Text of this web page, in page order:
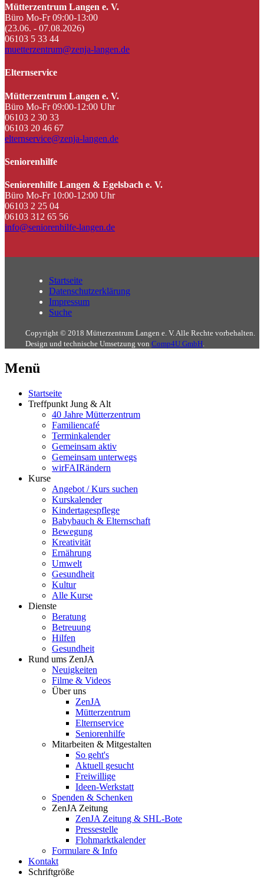
Mütterzentrum Langen e. V.
Büro Mo-Fr 09:00-13:00
(23.06. - 07.08.2026)
06103 5 33 44
muetterzentrum@zenja-langen.de
Elternservice
Mütterzentrum Langen e. V.
Büro Mo-Fr 09:00-12:00 Uhr
06103 2 30 33
06103 20 46 67
elternservice@zenja-langen.de
Seniorenhilfe
Seniorenhilfe Langen & Egelsbach e. V.
Büro Mo-Fr 10:00-12:00 Uhr
06103 2 25 04
06103 312 65 56
info@seniorenhilfe-langen.de
Startseite
Datenschutzerklärung
Impressum
Suche
Copyright © 2018 Mütterzentrum Langen e. V. Alle Rechte vorbehalten.
Design und technische Umsetzung von Comp4U GmbH.
Menü
Startseite
Treffpunkt Jung & Alt
40 Jahre Mütterzentrum
Familiencafé
Terminkalender
Gemeinsam aktiv
Gemeinsam unterwegs
wirFAIRändern
Kurse
Angebot / Kurs suchen
Kurskalender
Kindertagespflege
Babybauch & Elternschaft
Bewegung
Kreativität
Ernährung
Umwelt
Gesundheit
Kultur
Alle Kurse
Dienste
Beratung
Betreuung
Hilfen
Gesundheit
Rund ums ZenJA
Neuigkeiten
Filme & Videos
Über uns
ZenJA
Mütterzentrum
Elternservice
Seniorenhilfe
Mitarbeiten & Mitgestalten
So geht's
Aktuell gesucht
Freiwillige
Ideen-Werkstatt
Spenden & Schenken
ZenJA Zeitung
ZenJA Zeitung & SHL-Bote
Pressestelle
Flohmarktkalender
Formulare & Info
Kontakt
Schriftgröße